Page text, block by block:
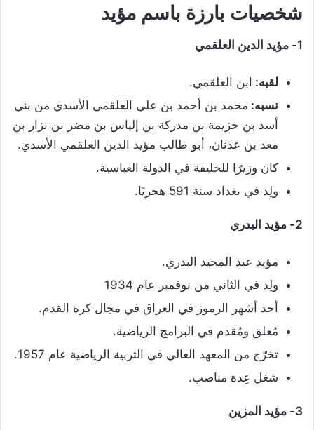
شخصيات بارزة باسم مؤيد
1- مؤيد الدين العلقمي
لقبه: ابن العلقمي.
نسبه: محمد بن أحمد بن علي العلقمي الأسدي من بني
أسد بن خزيمة بن مدركة بن إلياس بن مضر بن نزار بن
معد بن عدنان، أبو طالب مؤيد الدين العلقمي الأسدي.
كان وزيرًا للخليفة في الدولة العباسية.
ولِد في بغداد سنة 591 هجريًا.
2- مؤيد البدري
مؤيد عبد المجيد البدري.
ولِد في الثاني من نوفمبر عام 1934
أحد أشهر الرموز في العراق في مجال كرة القدم.
مُعلق ومُقدم في البرامج الرياضية.
تخرّج من المعهد العالي في التربية الرياضية عام 1957.
شغل عِدة مناصب.
3- مؤيد المزين